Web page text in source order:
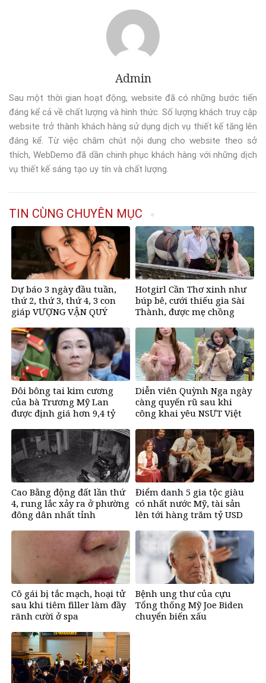
Admin
Sau một thời gian hoạt động, website đã có những bước tiến
đáng kể cả về chất lượng và hình thức. Số lượng khách truy cập
website trở thành khách hàng sử dụng dịch vụ thiết kế tăng lên
đáng kể. Từ việc chăm chút nội dung cho website theo sở
thích, WebDemo đã dần chinh phục khách hàng với những dịch
vụ thiết kế sáng tạo uy tín và chất lượng.
TIN CÙNG CHUYÊN MỤC
Dự báo 3 ngày đầu tuần,
thứ 2, thứ 3, thứ 4, 3 con
giáp VƯỢNG VẬN QUÝ
có tiền, bước chân về nhà
ngập vàng, sung sướng
như Tiên
Hotgirl Cần Thơ xinh như
búp bê, cưới thiếu gia Sài
Thành, được mẹ chồng
Đôi bông tai kim cương
của bà Trương Mỹ Lan
được định giá hơn 9,4 tỷ
Diễn viên Quỳnh Nga ngày
càng quyến rũ sau khi
công khai yêu NSƯT Việt
Cao Bằng động đất lần thứ
4, rung lắc xảy ra ở phường
đông dân nhất tỉnh
Điểm danh 5 gia tộc giàu
có nhất nước Mỹ, tài sản
lên tới hàng trăm tỷ USD
Cô gái bị tắc mạch, hoại tử
sau khi tiêm filler làm đầy
rãnh cười ở spa
Bệnh ung thư của cựu
Tổng thống Mỹ Joe Biden
chuyển biến xấu